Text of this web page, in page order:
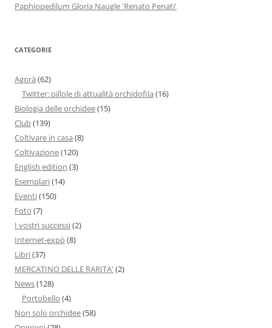
Paphiopedilum Gloria Naugle 'Renato Penati'
CATEGORIE
Agorà (62)
Twitter: pillole di attualità orchidofila (16)
Biologia delle orchidee(15)
Club(139)
Coltivare in casa (8)
Coltivazione(120)
English edition (3)
Esemplari(14)
Eventi(150)
Foto (7)
I vostri successi(2)
Internet-expò (8)
Libri(37)
MERCATINO DELLE RARITA' (2)
News(128)
Portobello (4)
Non solo orchidee(58)